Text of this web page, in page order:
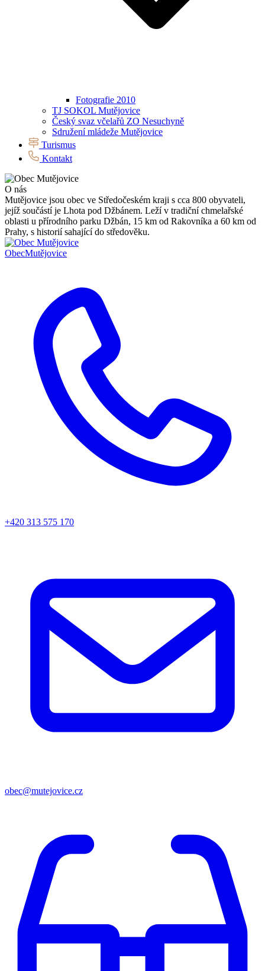
Fotografie 2010
TJ SOKOL Mutějovice
Český svaz včelařů ZO Nesuchyně
Sdružení mládeže Mutějovice
Turismus
Kontakt
O nás
Mutějovice jsou obec ve Středočeském kraji s cca 800 obyvateli,
jejíž součástí je Lhota pod Džbánem. Leží v tradiční chmelařské
oblasti u přírodního parku Džbán, 15 km od Rakovníka a 60 km od
Prahy, s historií sahající do středověku.
ObecMutějovice
+420 313 575 170
obec@mutejovice.cz